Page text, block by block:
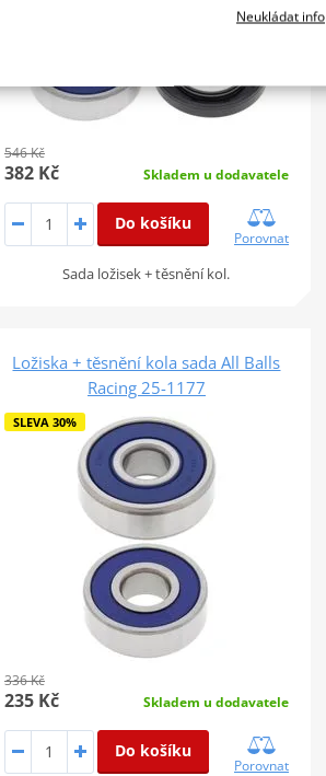
546 Kč
382 Kč Skladem u dodavatele
Do košíku
Porovnat
Sada ložisek + těsnění kol.
Ložiska + těsnění kola sada All Balls
Racing 25-1177
SLEVA 30%
336 Kč
235 Kč Skladem u dodavatele
Do košíku
Porovnat
Neukládat info